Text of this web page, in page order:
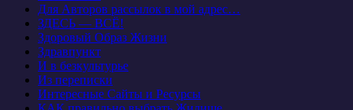
Для Авторов рассылок в мой адрес…
ЗДЕСЬ — ВСЁ!
Здоровый Образ Жизни
Здравпункт
И в безкультурье
Из переписки
Интересные Сайты и Ресурсы